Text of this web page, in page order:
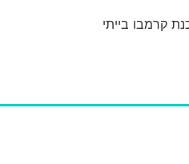
קרמבו בייתי